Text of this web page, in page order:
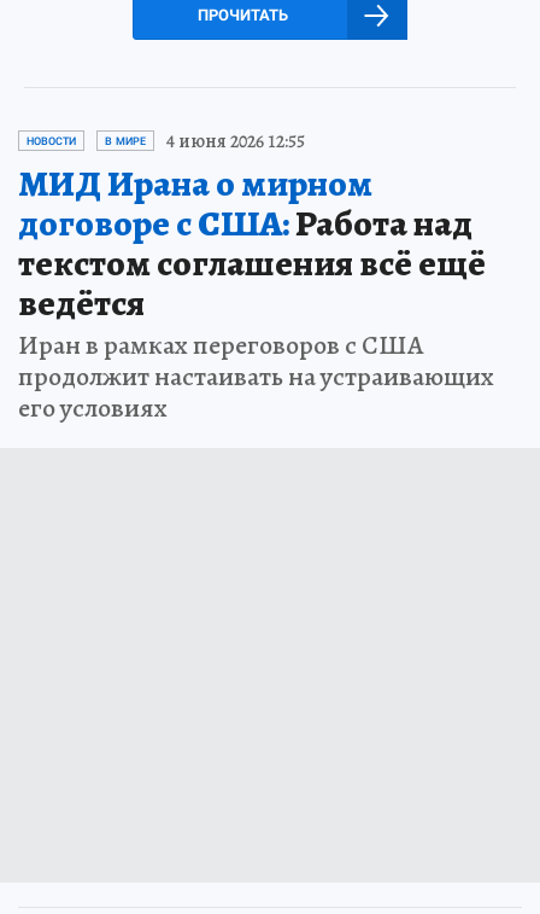
ПРОЧИТАТЬ
НОВОСТИ В МИРЕ 4 июня 2026 12:55
МИД Ирана о мирном
договоре с США:Работа над
текстом соглашения всё ещё
ведётся
Иран в рамках переговоров с США
продолжит настаивать на устраивающих
его условиях